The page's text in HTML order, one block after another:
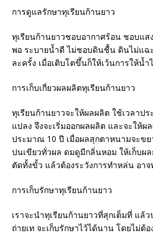
การดูแลรักษาทุเรียนก้านยาว
ทุเรียนก้านยาวชอบอากาศร้อน ชอบแส
พอ ระบายน้ำดี ไม่ชอบดินชื้น ดินไม่แฉ
ละครั้ง เมื่อเติบโตขึ้นก็ให้เว้นการให้น้
การเก็บเกี่ยวผลผลิตทุเรียนก้านยาว
ทุเรียนก้านยาวจะให้ผลผลิต ใช้เวลาป
แปลง จึงจะเริ่มออกผลผลิต และจะให้ผ
ประมาณ 10 ปี เมื่อผลสุกตาหนามจะขย
ปนเขียวทั่วผล ดมดูมีกลิ่นหอม ให้เก็บผ
ตัดทั้งขั้ว แล้วต้องระวังการทำหล่น อาจ
การเก็บรักษาทุเรียนก้านยาว
เราจะนำทุเรียนก้านยาวที่สุกเต็มที่ แล้
ถ่ายเท จะเก็บรักษาไว้ได้นาน โดยไม่ต้